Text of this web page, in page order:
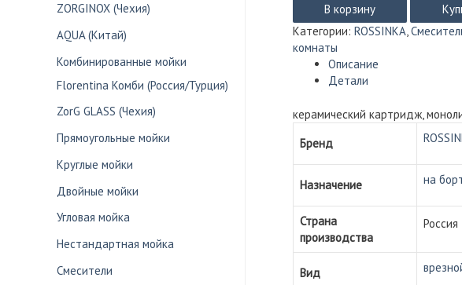
ZORGINOX (Чехия)
AQUA (Китай)
Комбинированные мойки
Florentina Комби (Россия/Турция)
ZorG GLASS (Чехия)
Прямоугольные мойки
Круглые мойки
Двойные мойки
Угловая мойка
Нестандартная мойка
Смесители
Rossinka
серия
врезной
на
39
В корзину
Категории: ROSSINKA
комнаты
Описание
Детали
керамический картридж,
Бренд
Назначение на
Страна
производства
Россия
Вид